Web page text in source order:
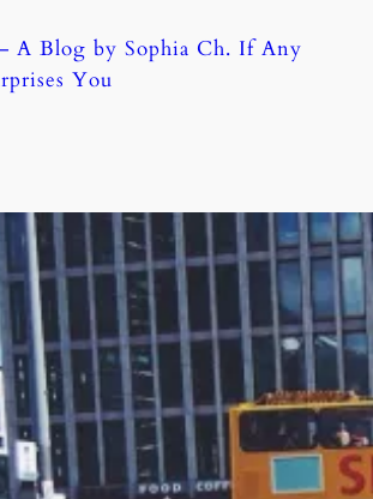
A Blog by Sophia Ch. If Any
You